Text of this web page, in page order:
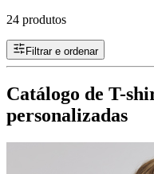
24 produtos
Filtrar e ordenar
Catálogo de T-
personalizadas